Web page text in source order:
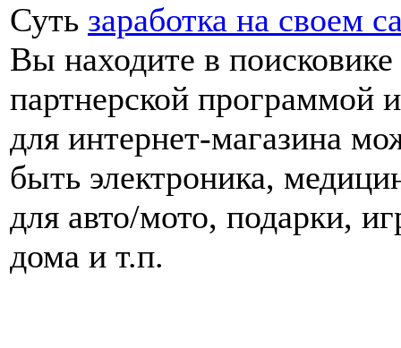
Суть заработка на своем
Вы находите в
партнерской программой
для интернет-магазина
быть электроника,
для авто/мото, подарки,
дома и т.п.